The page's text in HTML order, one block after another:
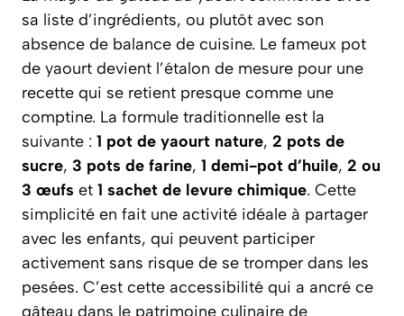
sa liste d’ingrédients, ou plutôt avec son
absence de balance de cuisine. Le fameux pot
de yaourt devient l’étalon de mesure pour une
recette qui se retient presque comme une
comptine. La formule traditionnelle est la
suivante : 1 pot de yaourt nature, 2 pots de
sucre, 3 pots de farine, 1 demi-pot d’huile, 2 ou
3 œufs et 1 sachet de levure chimique. Cette
simplicité en fait une activité idéale à partager
avec les enfants, qui peuvent participer
activement sans risque de se tromper dans les
pesées. C’est cette accessibilité qui a ancré ce
gâteau dans le patrimoine culinaire de